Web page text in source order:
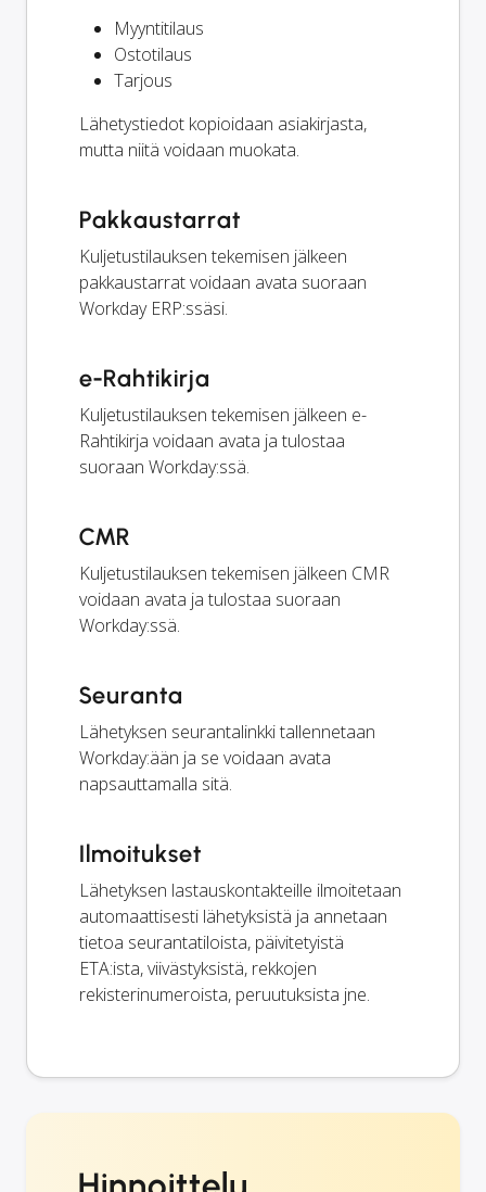
Myyntitilaus
Ostotilaus
Tarjous
Lähetystiedot kopioidaan asiakirjasta,
mutta niitä voidaan muokata.
Pakkaustarrat
Kuljetustilauksen tekemisen jälkeen
pakkaustarrat voidaan avata suoraan
Workday ERP:ssäsi.
e-Rahtikirja
Kuljetustilauksen tekemisen jälkeen e-
Rahtikirja voidaan avata ja tulostaa
suoraan Workday:ssä.
CMR
Kuljetustilauksen tekemisen jälkeen CMR
voidaan avata ja tulostaa suoraan
Workday:ssä.
Seuranta
Lähetyksen seurantalinkki tallennetaan
Workday:ään ja se voidaan avata
napsauttamalla sitä.
Ilmoitukset
Lähetyksen lastauskontakteille ilmoitetaan
automaattisesti lähetyksistä ja annetaan
tietoa seurantatiloista, päivitetyistä
ETA:ista, viivästyksistä, rekkojen
rekisterinumeroista, peruutuksista jne.